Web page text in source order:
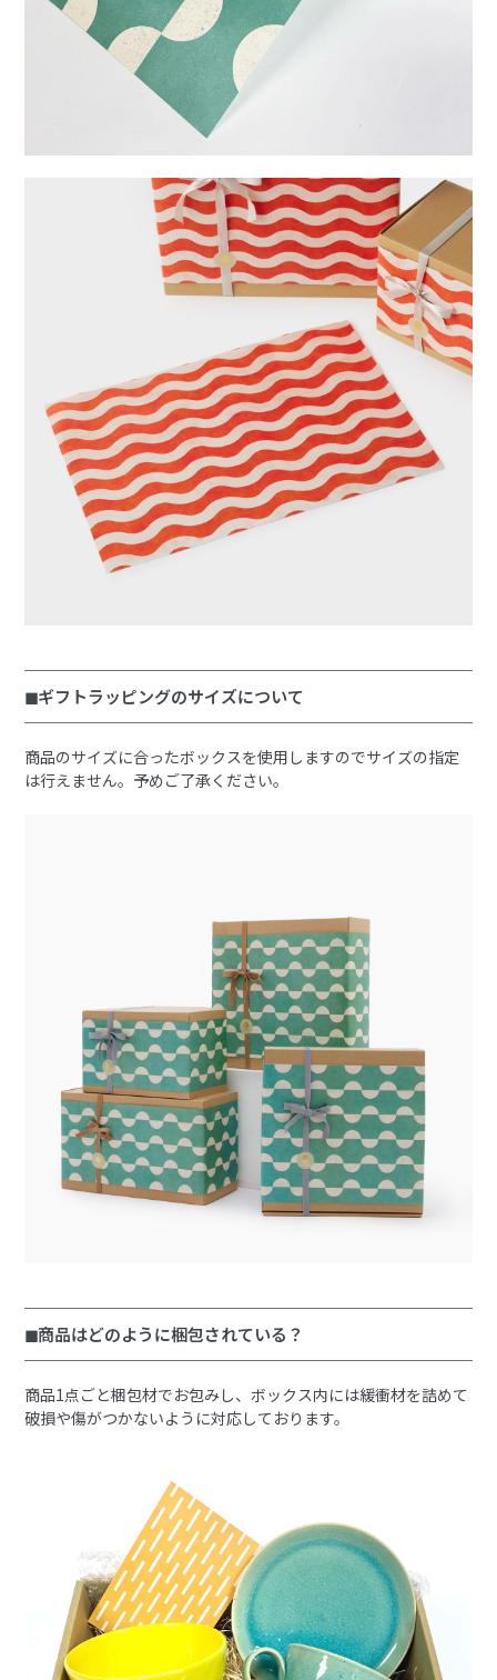
◼︎ギフトラッピングのサイズについて
商品のサイズに合ったボックスを使用しますのでサイズの指定
は行えません。予めご了承ください。
◼︎商品はどのように梱包されている？
商品1点ごと梱包材でお包みし、ボックス内には緩衝材を詰めて
破損や傷がつかないように対応しております。